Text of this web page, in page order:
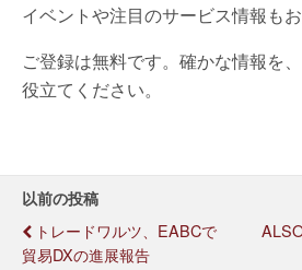
イベントや注目のサービス情報もお
ご登録は無料です。確かな情報を
役立てください。
以前の投稿
トレードワルツ、EABCで
貿易DXの進展報告